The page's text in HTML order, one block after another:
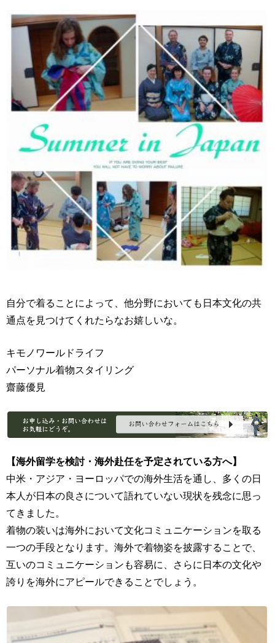
自分で着ることによって、他分野においても日本文化の共
通点を見つけてくれたらなお嬉しいな。
キモノワールドライフ
パーソナル着物スタイリング
齋藤優見
【海外留学を検討・海外赴任を予定されている方へ】
中米・アジア・ヨーロッパでの海外生活を通し、多くの日
本人が日本の良さについて語れていない現状を残念に思っ
てきました。
着物の装いは海外において文化コミュニケーションを取る
一つの手段となります。海外で着物姿を披露することで、
互いのコミュニケーションも容易に、さらに日本の文化や
誇りを海外にアピールできることでしょう。